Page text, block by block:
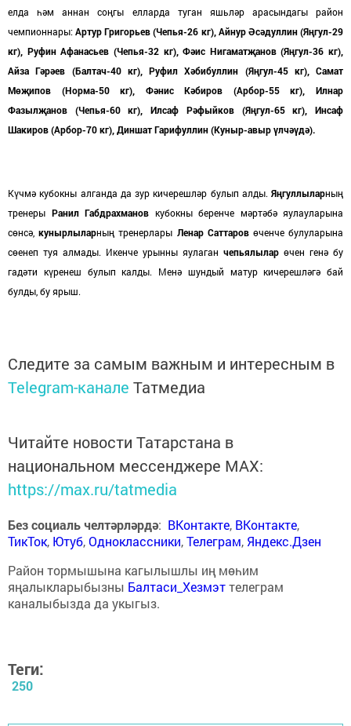
елда һәм аннан соңгы елларда туган яшьләр арасындагы район
чемпионнары:Артур Григорьев (Чепья-26 кг), Айнур Әсәдуллин (Яңгул-29
кг), Руфин Афанасьев (Чепья-32 кг), Фәис Нигаматҗанов (Яңгул-36 кг),
Айза Гәрәев (Балтач-40 кг), Руфил Хәбибуллин (Яңгул-45 кг), Самат
Мөҗипов (Норма-50 кг), Фәнис Кәбиров (Арбор-55 кг), Илнар
Фазылҗанов (Чепья-60 кг), Илсаф Рәфыйков (Яңгул-65 кг), Инсаф
Шакиров (Арбор-70 кг), Диншат Гарифуллин (Куныр-авыр үлчәүдә).
Күчмә кубокны алганда да зур кичерешләр булып алды. Яңгуллыларның
тренеры Ранил Габдрахманов кубокны беренче мәртәбә яулауларына
сөнсә,кунырлыларның тренерлары Ленар Саттаровөченче булуларына
сөенеп туя алмады. Икенче урынны яулаган чепьялылар өчен генә бу
гадәти күренеш булып калды. Менә шундый матур кичерешләгә бай
булды, бу ярыш.
Следите за самым важным и интересным в
Telegram-канале Татмедиа
Читайте новости Татарстана в
национальном мессенджере MАХ:
https://max.ru/tatmedia
Без социаль челтәрләрдә: ВКонтакте, ВКонтакте,
ТикТок, Ютуб,Одноклассники,Телеграм, Яндекс.Дзен
Район тормышына кагылышлы иң мөһим
яңалыкларыбызны Балтаси_Хезмэттелеграм
каналыбызда да укыгыз.
Теги:
250